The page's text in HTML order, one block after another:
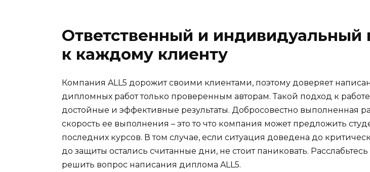
Ответственный и индивидуальный
к каждому клиенту
Компания ALL5 дорожит своими клиентами, поэтому доверяет
дипломных работ только проверенным авторам. Такой подход к работе
достойные и эффективные результаты. Добросовестно выполненная
скорость ее выполнения – это то что компания может предложить
последних курсов. В том случае, если ситуация доведена до
до защиты остались считанные дни, не стоит паниковать. Расслабьтесь
решить вопрос написания диплома ALL5.